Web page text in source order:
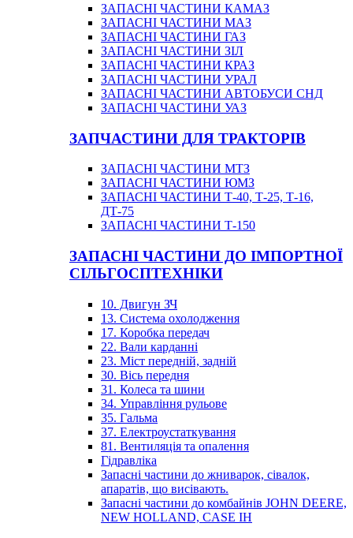
ЗАПАСНІ ЧАСТИНИ КАМАЗ
ЗАПАСНІ ЧАСТИНИ МАЗ
ЗАПАСНІ ЧАСТИНИ ГАЗ
ЗАПАСНІ ЧАСТИНИ ЗІЛ
ЗАПАСНІ ЧАСТИНИ КРАЗ
ЗАПАСНІ ЧАСТИНИ УРАЛ
ЗАПАСНІ ЧАСТИНИ АВТОБУСИ СНД
ЗАПАСНІ ЧАСТИНИ УАЗ
ЗАПЧАСТИНИ ДЛЯ ТРАКТОРІВ
ЗАПАСНІ ЧАСТИНИ МТЗ
ЗАПАСНІ ЧАСТИНИ ЮМЗ
ЗАПАСНІ ЧАСТИНИ Т-40, Т-25, Т-16,
ДТ-75
ЗАПАСНІ ЧАСТИНИ Т-150
ЗАПАСНІ ЧАСТИНИ ДО ІМПОРТНОЇ
СІЛЬГОСПТЕХНІКИ
10. Двигун ЗЧ
13. Система охолодження
17. Коробка передач
22. Вали карданні
23. Міст передній, задній
30. Вісь передня
31. Колеса та шини
34. Управління рульове
35. Гальма
37. Електроустаткування
81. Вентиляція та опалення
Гідравліка
Запасні частини до жниварок, сівалок,
апаратів, що висівають.
Запасні частини до комбайнів JOHN DEERE,
NEW HOLLAND, CASE IH